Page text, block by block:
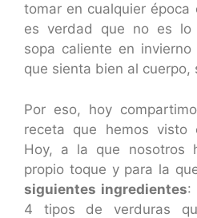
tomar en cualquier época
es verdad que no es lo
sopa caliente en
que sienta bien al cuerpo,
Por eso, hoy
receta que hemos visto
Hoy, a la que nosotros
propio toque y para la
siguientes ingredientes:
4 tipos de verduras